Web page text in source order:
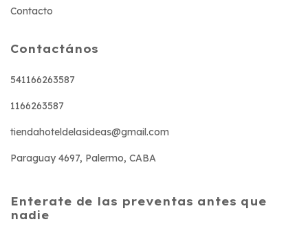
Contacto
Contactános
541166263587
1166263587
tiendahoteldelasideas@gmail.com
Paraguay 4697, Palermo, CABA
Enterate de las preventas antes que
nadie